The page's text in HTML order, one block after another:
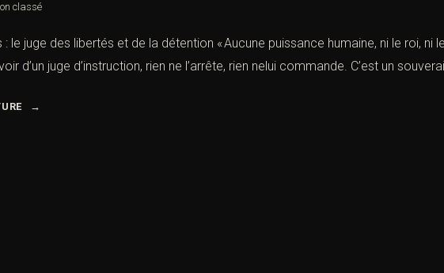
classé
le juge des libertés et de la détention « Aucune puissance humaine, ni le roi,
d’un juge d’instruction, rien ne l’arrête, rien nelui commande. C’est un